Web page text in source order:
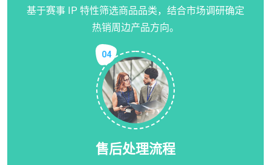
基于赛事 IP 特性筛选商品品类，结合市场调研确定
热销周边产品方向。
04
售后处理流程